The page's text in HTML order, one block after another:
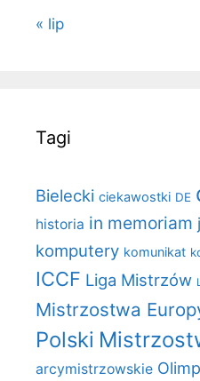
« lip
Tagi
Bielecki ciekawostki DE
historia in memoriam
komputery komunikat
ICCF Liga Mistrzów
Mistrzostwa
Polski
arcymistrzowskie